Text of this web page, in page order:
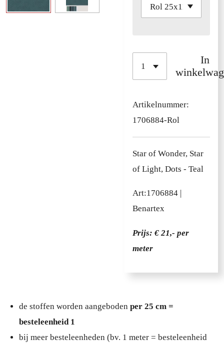
In
Artikelnummer:
1706884-Rol
Star of Wonder, Star
of Light, Dots - Teal
Art:1706884
Benartex
Prijs: € 21,- per
meter
de stoffen worden aangeboden per 25 cm =
besteleenheid 1
bij meer besteleenheden (bv. 1 meter = besteleenheid